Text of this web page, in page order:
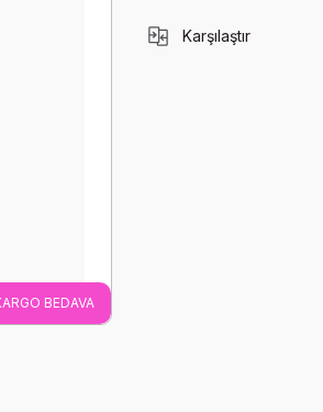
BEDAVA
Karşılaştır